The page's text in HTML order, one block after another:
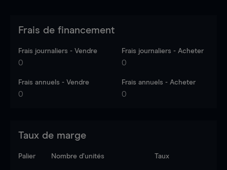
Frais de financement
Frais journaliers - Vendre
0
Frais journaliers - Acheter
0
Frais annuels - Vendre
0
Frais annuels - Acheter
0
Taux de marge
Palier Nombre d’unités Taux